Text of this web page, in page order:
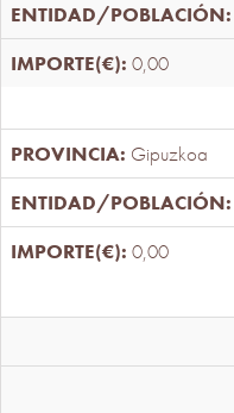
0,00
Gipuzkoa
0,00